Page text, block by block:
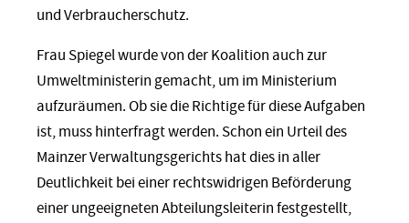
und Verbraucherschutz.
Frau Spiegel wurde von der Koalition auch zur
Umweltministerin gemacht, um im Ministerium
aufzuräumen. Ob sie die Richtige für diese Aufgaben
ist, muss hinterfragt werden. Schon ein Urteil des
Mainzer Verwaltungsgerichts hat dies in aller
Deutlichkeit bei einer rechtswidrigen Beförderung
einer ungeeigneten Abteilungsleiterin festgestellt,